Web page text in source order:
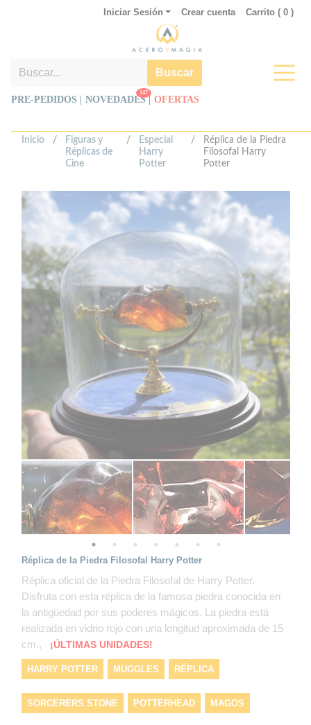
Carrito ( 0 )
Crear cuenta
Iniciar Sesión
Buscar
PRE-PEDIDOS | NOVEDADES
147
| OFERTAS
Inicio /
Figuras y
Réplicas de
Cine
/
Especial
Harry
Potter
/
Réplica de la Piedra
Filosofal Harry
Potter
Réplica de la Piedra Filosofal Harry Potter
Réplica oficial de la Piedra Filosofal de Harry Potter.
Disfruta con esta réplica de la famosa piedra conocida en
la antigüedad por sus poderes mágicos. La piedra está
realizada en vidrio rojo con una longitud aproximada de 15
cm.,
¡ÚLTIMAS UNIDADES!
HARRY POTTER MUGGLES RÉPLICA
SORCERERS STONE POTTERHEAD MAGOS